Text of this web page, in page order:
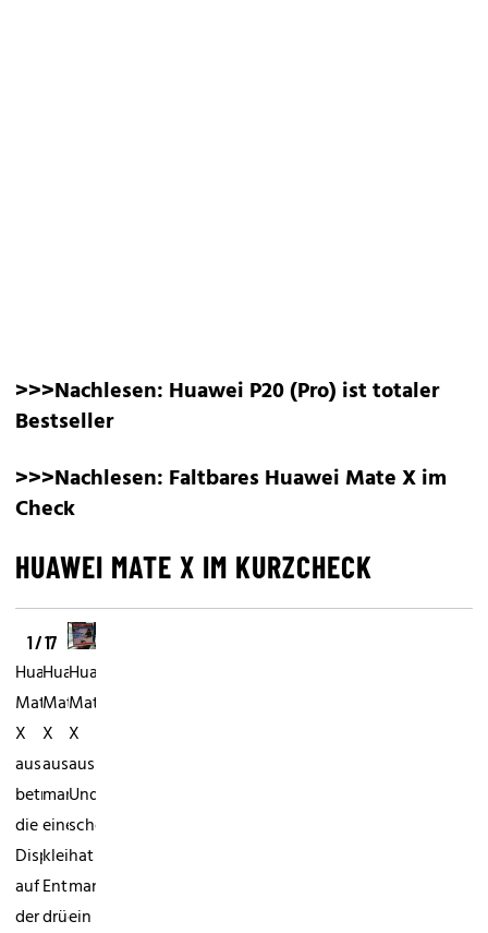
>>>Nachlesen: Huawei P20 (Pro) ist totaler
Bestseller
>>>Nachlesen: Faltbares Huawei Mate X im
Check
HUAWEI MATE X IM KURZCHECK
1 / 17
Huawei
Mate
X
ausprobiertZusammengeklappt
beträgt
die
Displaydiagonale
auf
der
Huawei
Mate
X
ausprobiert...muss
man
einen
kleinen
Entsperrknopf
drücken.
Huawei
Mate
X
ausprobiert...auseindanderfalten.
Und
schon
hat
man
ein